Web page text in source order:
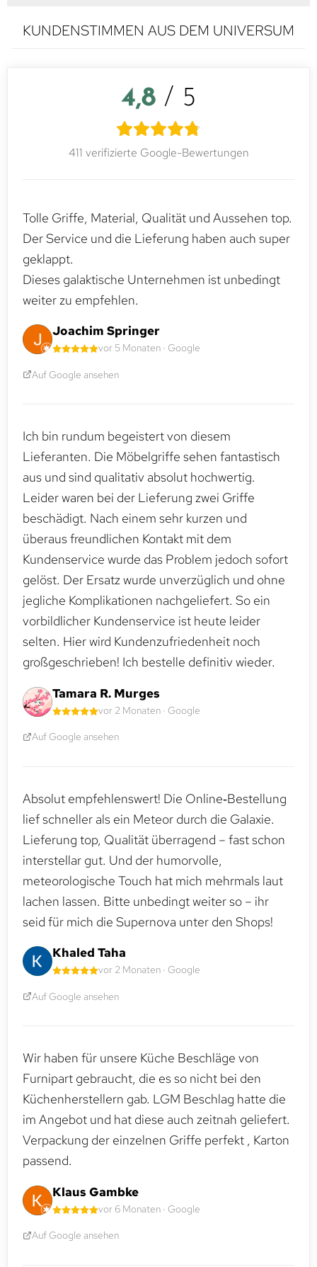
KUNDENSTIMMEN AUS DEM UNIVERSUM
4,8 / 5
411 verifizierte Google-Bewertungen
Tolle Griffe, Material, Qualität und Aussehen top.
Der Service und die Lieferung haben auch super
geklappt.
Dieses galaktische Unternehmen ist unbedingt
weiter zu empfehlen.
Joachim Springer
vor 5 Monaten · Google
Auf Google ansehen
Ich bin rundum begeistert von diesem
Lieferanten. Die Möbelgriffe sehen fantastisch
aus und sind qualitativ absolut hochwertig.
Leider waren bei der Lieferung zwei Griffe
beschädigt. Nach einem sehr kurzen und
überaus freundlichen Kontakt mit dem
Kundenservice wurde das Problem jedoch sofort
gelöst. Der Ersatz wurde unverzüglich und ohne
jegliche Komplikationen nachgeliefert. So ein
vorbildlicher Kundenservice ist heute leider
selten. Hier wird Kundenzufriedenheit noch
großgeschrieben! Ich bestelle definitiv wieder.
Tamara R. Murges
vor 2 Monaten · Google
Auf Google ansehen
Absolut empfehlenswert! Die Online‑Bestellung
lief schneller als ein Meteor durch die Galaxie.
Lieferung top, Qualität überragend – fast schon
interstellar gut. Und der humorvolle,
meteorologische Touch hat mich mehrmals laut
lachen lassen. Bitte unbedingt weiter so – ihr
seid für mich die Supernova unter den Shops!
Khaled Taha
vor 2 Monaten · Google
Auf Google ansehen
Wir haben für unsere Küche Beschläge von
Furnipart gebraucht, die es so nicht bei den
Küchenherstellern gab. LGM Beschlag hatte die
im Angebot und hat diese auch zeitnah geliefert.
Verpackung der einzelnen Griffe perfekt , Karton
passend.
Klaus Gambke
vor 6 Monaten · Google
Auf Google ansehen